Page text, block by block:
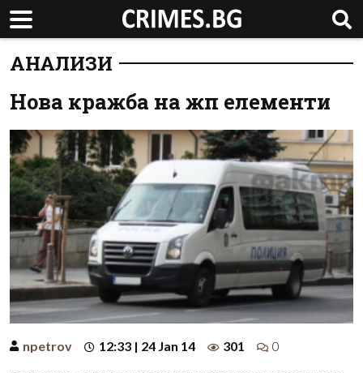
АНАЛИЗИ
Нова кражба на жп елементи
npetrov 12:33 | 24 Jan 14 301 0